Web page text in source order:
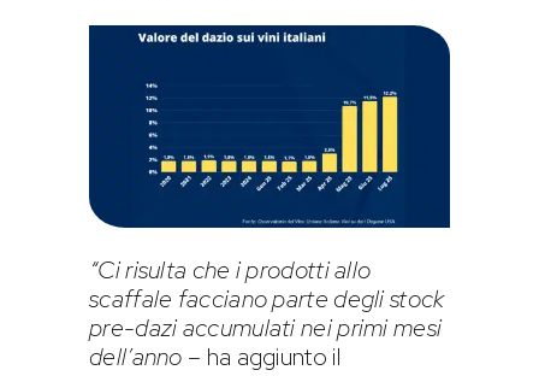
“Ci risulta che i prodotti allo
scaffale facciano parte degli stock
pre-dazi accumulati nei primi mesi
dell’anno – ha aggiunto il